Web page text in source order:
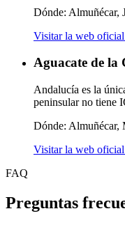
Dónde: Almuñécar,
Visitar la web
Aguacate de la
Andalucía es la
peninsular no tiene
Dónde: Almuñécar,
Visitar la web
FAQ
Preguntas